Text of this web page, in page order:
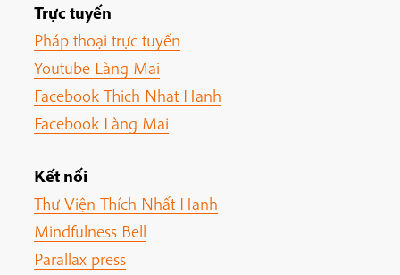
Trực tuyến
Pháp thoại trực tuyến
Youtube Làng Mai
Facebook Thich Nhat Hanh
Facebook Làng Mai
Kết nối
Thư Viện Thích Nhất Hạnh
Mindfulness Bell
Parallax press